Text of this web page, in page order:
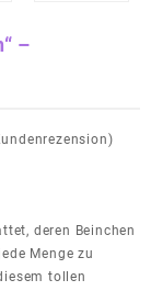
–
deren Beinchen
Menge zu
tollen